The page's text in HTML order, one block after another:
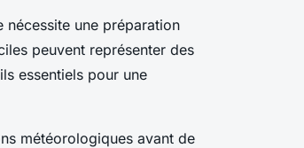
nécessite une préparation
peuvent représenter des
essentiels pour une
météorologiques avant de